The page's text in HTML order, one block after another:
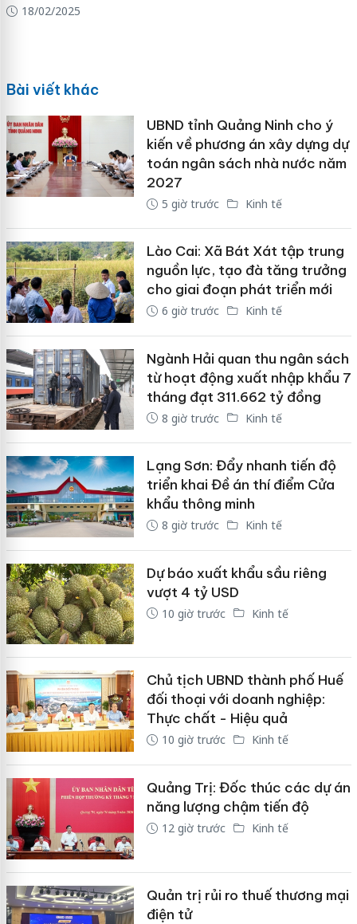
18/02/2025
Bài viết khác
UBND tỉnh Quảng Ninh cho ý
kiến về phương án xây dựng dự
toán ngân sách nhà nước năm
2027
5 giờ trước Kinh tế
Lào Cai: Xã Bát Xát tập trung
nguồn lực, tạo đà tăng trưởng
cho giai đoạn phát triển mới
6 giờ trước Kinh tế
Ngành Hải quan thu ngân sách
từ hoạt động xuất nhập khẩu 7
tháng đạt 311.662 tỷ đồng
8 giờ trước Kinh tế
Lạng Sơn: Đẩy nhanh tiến độ
triển khai Đề án thí điểm Cửa
khẩu thông minh
8 giờ trước Kinh tế
Dự báo xuất khẩu sầu riêng
vượt 4 tỷ USD
10 giờ trước Kinh tế
Chủ tịch UBND thành phố Huế
đối thoại với doanh nghiệp:
Thực chất - Hiệu quả
10 giờ trước Kinh tế
Quảng Trị: Đốc thúc các dự án
năng lượng chậm tiến độ
12 giờ trước Kinh tế
Quản trị rủi ro thuế thương mại
điện tử